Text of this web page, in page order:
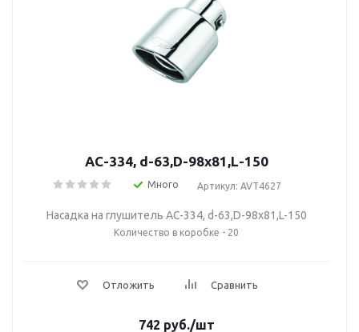
AC-334, d-63,D-98х81,L-150
Много Артикул: AVT4627
Насадка на глушитель AC-334, d-63,D-98х81,L-150
Количество в коробке - 20
Отложить Сравнить
742 руб./шт